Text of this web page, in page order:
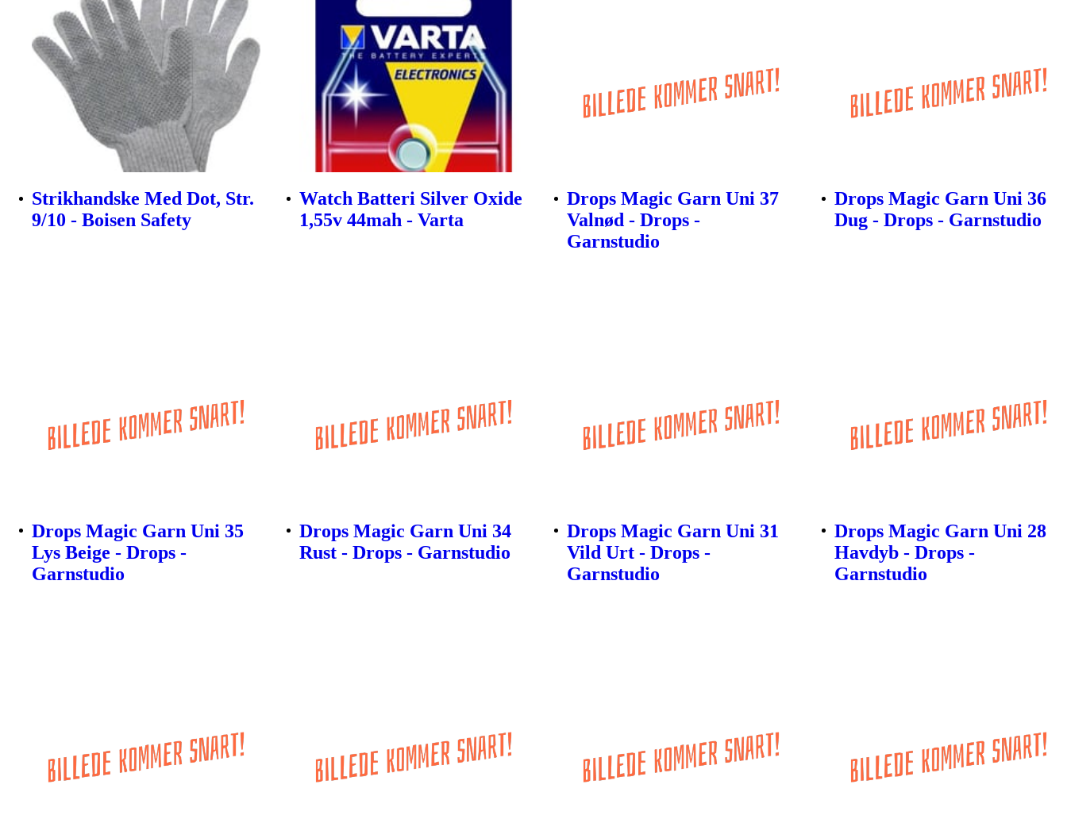
Strikhandske Med Dot, Str.
9/10 - Boisen Safety
Watch Batteri Silver Oxide
1,55v 44mah - Varta
Drops Magic Garn Uni 37
Valnød - Drops -
Garnstudio
Drops Magic Garn Uni 36
Dug - Drops - Garnstudio
Drops Magic Garn Uni 35
Lys Beige - Drops -
Garnstudio
Drops Magic Garn Uni 34
Rust - Drops - Garnstudio
Drops Magic Garn Uni 31
Vild Urt - Drops -
Garnstudio
Drops Magic Garn Uni 28
Havdyb - Drops -
Garnstudio